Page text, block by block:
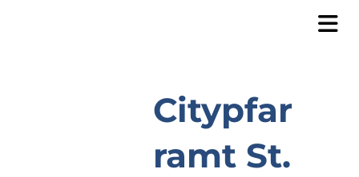
Citypfar
ramt St.